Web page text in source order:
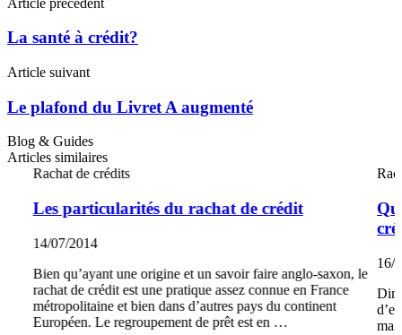
articles
La santé à crédit?
Article suivant
Le plafond du Livret A augmenté
Blog & Guides
Articles similaires
Rachat de crédits
Les particularités du rachat de crédit
14/07/2014
Bien qu’ayant une origine et un savoir faire anglo-saxon, le
rachat de crédit est une pratique assez connue en France
métropolitaine et bien dans d’autres pays du continent
Européen. Le regroupement de prêt est en …
16/